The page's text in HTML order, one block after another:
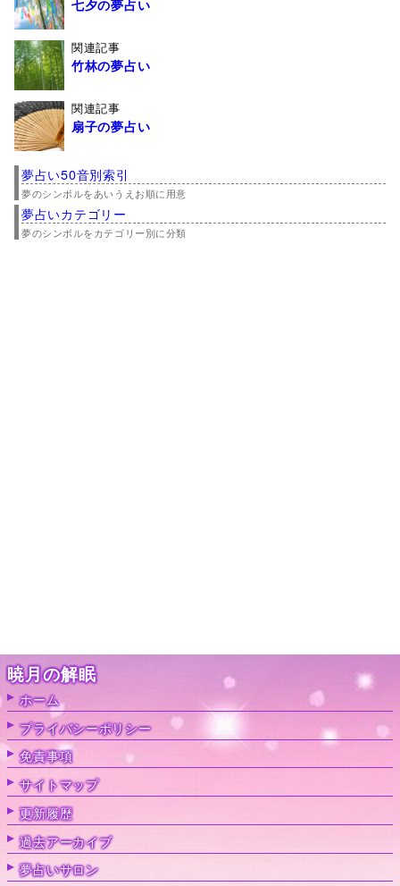
七夕の夢占い
関連記事
竹林の夢占い
関連記事
扇子の夢占い
夢占い50音別索引
夢のシンボルをあいうえお順に用意
夢占いカテゴリー
夢のシンボルをカテゴリー別に分類
暁月の解眠
ホーム
プライバシーポリシー
免責事項
サイトマップ
更新履歴
過去アーカイブ
夢占いサロン